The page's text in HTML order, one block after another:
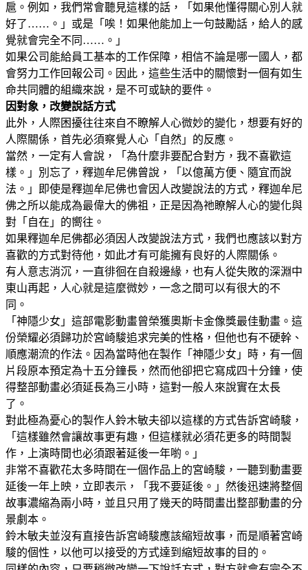
扈。例如，我們常會聽見這樣的話，「如果他懂得關心別人就
好了……。」或是「唉！如果他能加上一句鼓勵話，給人的感
覺就會完全不同……。」
如果公司能給員工基本的工作保障，相信不論是哪一國人，都
會努力工作回報公司。因此，這些生活中的關懷對一個有如生
命共同體的組織來說，是不可或缺的要件。
因對象，改變說話方式
此外，人際困擾往往來自不瞭解人心微妙的變化，想要有好的
人際關係，首先必須察覺人心「自然」的反應。
當然，一定有人會說，「為什麼非要配合對方，我不喜歡這
樣。」別忘了，釋迦牟尼佛曾說，「以億萬方便、隨宜而說
法。」即使是釋迦牟尼佛也會因人改變說法的方式，釋迦牟尼
佛之所以能成為最偉大的佛祖，正是因為祂瞭解人心的變化與
對「自在」的嚮往。
如果釋迦牟尼佛都必須因人改變說法方式，我們也應該以對方
喜歡的方式對待他，如此才有可能擁有良好的人際關係。
有人意志消沉，一直徘徊在自殺邊緣，也有人從失敗的深淵中
東山再起，人心就是這麼微妙，一念之間可以有很大的不
同。
「神隱少女」這部電影動畫曾榮獲奧斯卡金像獎最佳動畫。這
份榮耀必須歸功於宮崎駿追求完美的性格，但他也有不硬幹、
順應潮流的作法。因為當時他在製作「神隱少女」時，有一個
片段原本預定為十五分鐘長，然而他卻把它寫成四十分鐘，使
得整部動畫必須延長為三小時，這對一般人來說實在太長
了。
對此極為憂心的製作人鈴木敏夫卻以這樣的方式告訴宮崎駿，
「這樣雖然會讓故事更有趣，但這樣就必須花更多的時間製
作，上演時間也必須跟著延後一年喲。」
非常不喜歡花太多時間在一個作品上的宮崎駿，一聽到動畫要
延後一年上映，立即表示，「我不要延後。」然後迅速將整個
故事濃縮為兩小時，並且只用了幾天的時間畫出整部動畫的分
景劇本。
鈴木敏夫並沒有直接告訴宮崎駿應該縮短故事，而是順著宮崎
駿的個性，以他可以接受的方式達到縮短故事的目的。